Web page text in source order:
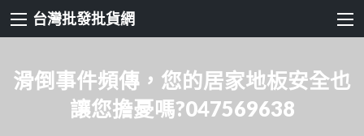
台灣批發批貨網
滑倒事件頻傳，您的居家地板安全也
讓您擔憂嗎?047569638